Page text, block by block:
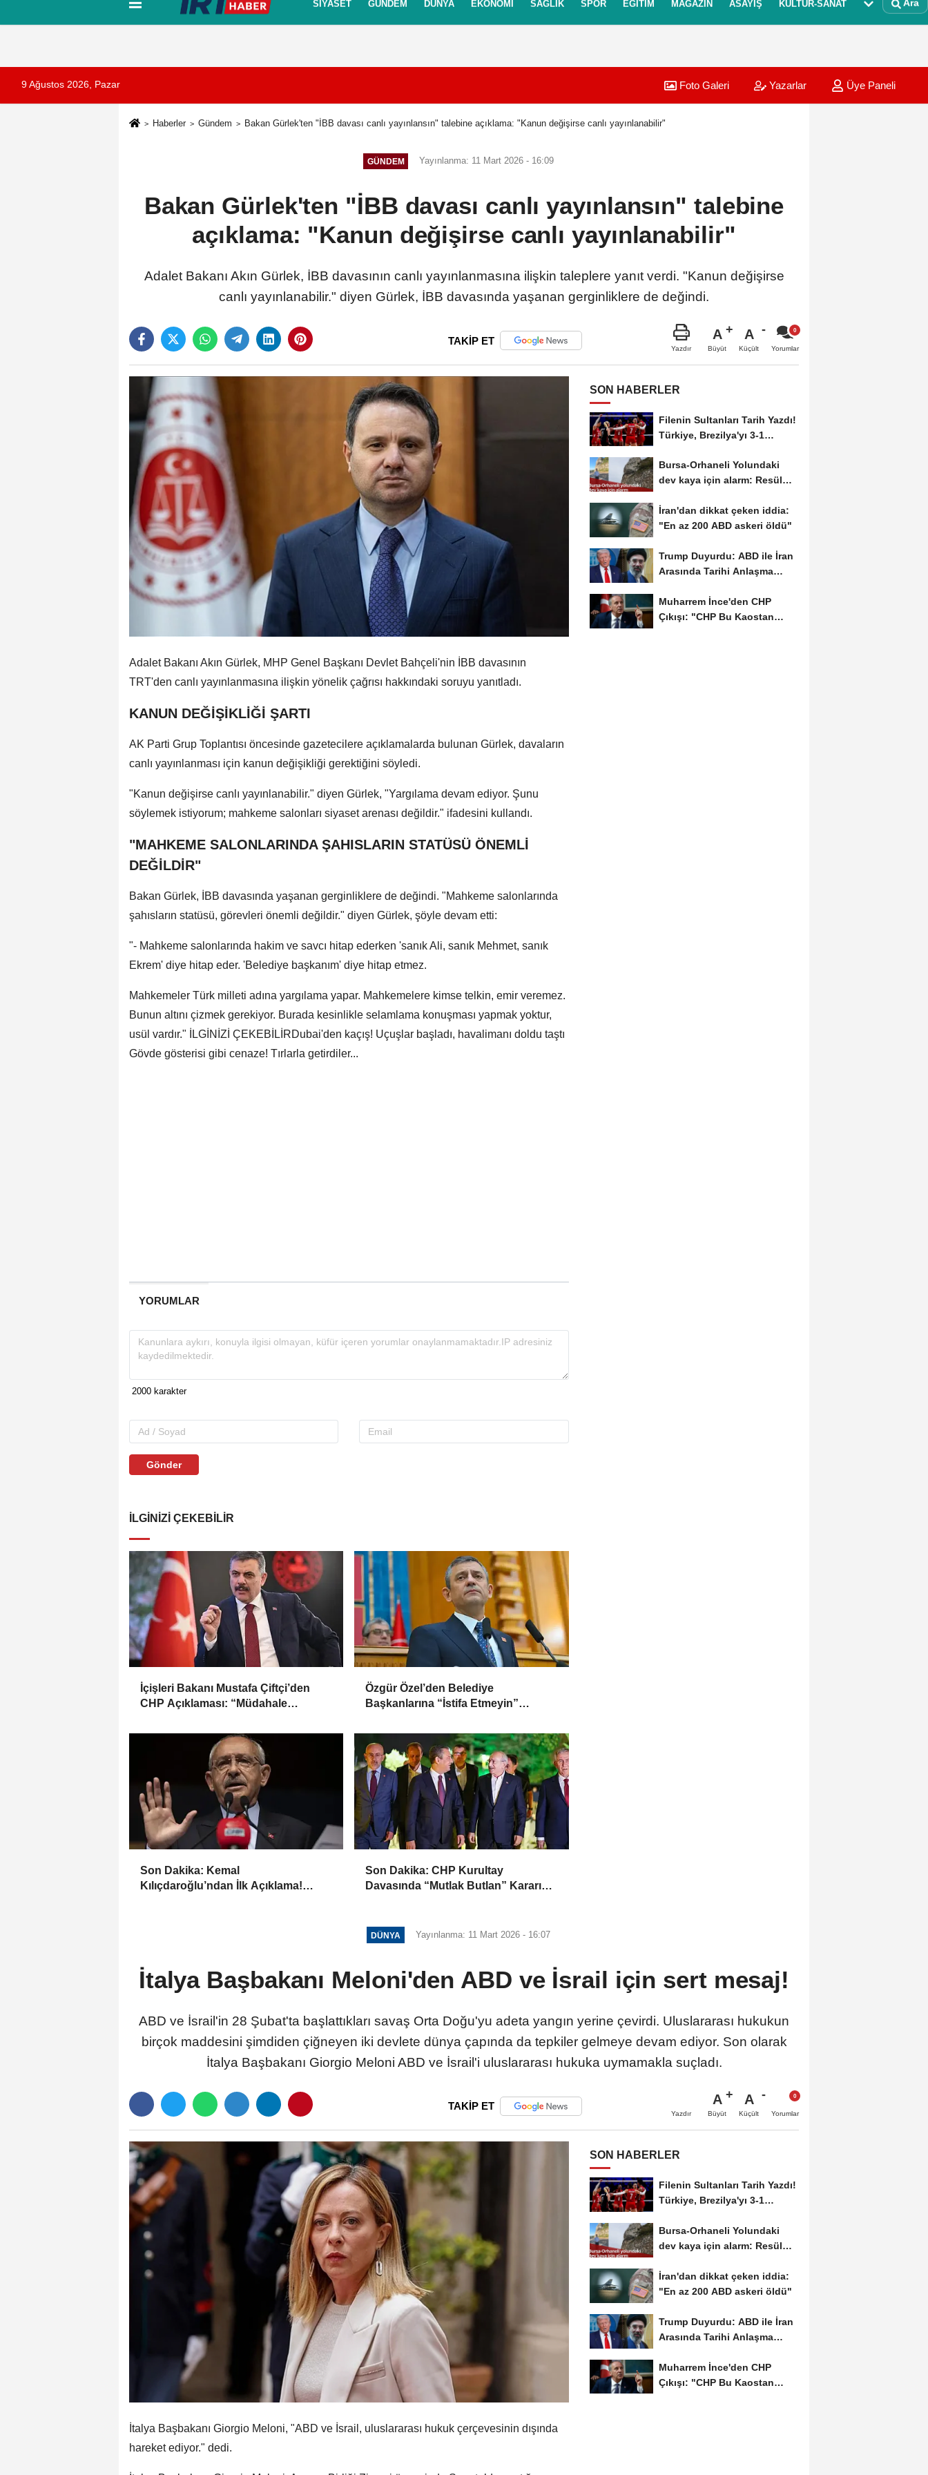
Künye İletişim
SIYASET GÜNDEM DÜNYA EKONOMI SAĞLIK SPOR EĞITIM MAGAZIN ASAYIŞ KÜLTÜR-SANAT Ara
9 Ağustos 2026, Pazar Foto Galeri Yazarlar Üye Paneli
Haberler Gündem Bakan Gürlek'ten "İBB davası canlı yayınlansın" talebine açıklama: "Kanun değişirse canlı yayınlanabilir"
GÜNDEM Yayınlanma: 11 Mart 2026 - 16:09
Bakan Gürlek'ten "İBB davası canlı yayınlansın" talebine
açıklama: "Kanun değişirse canlı yayınlanabilir"
Adalet Bakanı Akın Gürlek, İBB davasının canlı yayınlanmasına ilişkin taleplere yanıt verdi. "Kanun değişirse
canlı yayınlanabilir." diyen Gürlek, İBB davasında yaşanan gerginliklere de değindi.
TAKİP ET
Yazdır
A
Büyüt
A
Küçült Yorumlar
Adalet Bakanı Akın Gürlek, MHP Genel Başkanı Devlet Bahçeli'nin İBB davasının
TRT'den canlı yayınlanmasına ilişkin yönelik çağrısı hakkındaki soruyu yanıtladı.
KANUN DEĞİŞİKLİĞİ ŞARTI
AK Parti Grup Toplantısı öncesinde gazetecilere açıklamalarda bulunan Gürlek, davaların
canlı yayınlanması için kanun değişikliği gerektiğini söyledi.
"Kanun değişirse canlı yayınlanabilir." diyen Gürlek, "Yargılama devam ediyor. Şunu
söylemek istiyorum; mahkeme salonları siyaset arenası değildir." ifadesini kullandı.
"MAHKEME SALONLARINDA ŞAHISLARIN STATÜSÜ ÖNEMLİ
DEĞİLDİR"
Bakan Gürlek, İBB davasında yaşanan gerginliklere de değindi. "Mahkeme salonlarında
şahısların statüsü, görevleri önemli değildir." diyen Gürlek, şöyle devam etti:
"- Mahkeme salonlarında hakim ve savcı hitap ederken 'sanık Ali, sanık Mehmet, sanık
Ekrem' diye hitap eder. 'Belediye başkanım' diye hitap etmez.
Mahkemeler Türk milleti adına yargılama yapar. Mahkemelere kimse telkin, emir veremez.
Bunun altını çizmek gerekiyor. Burada kesinlikle selamlama konuşması yapmak yoktur,
usül vardır." İLGİNİZİ ÇEKEBİLİRDubai'den kaçış! Uçuşlar başladı, havalimanı doldu taştı
Gövde gösterisi gibi cenaze! Tırlarla getirdiler...
YORUMLAR
Gönder
İLGINIZI ÇEKEBILIR
İçişleri Bakanı Mustafa Çiftçi’den
CHP Açıklaması: “Müdahale
Yapıldı”
Özgür Özel’den Belediye
Başkanlarına “İstifa Etmeyin”
Okuyorum”
Son Dakika: Kemal
Kılıçdaroğlu’ndan İlk Açıklama!
Son Dakika: CHP Kurultay
Davasında “Mutlak Butlan” Kararı
SON HABERLER
Filenin Sultanları Tarih Yazdı!
Türkiye, Brezilya'yı 3-1
Bursa-Orhaneli Yolundaki
dev kaya için alarm: Resül
İran'dan dikkat çeken iddia:
"En az 200 ABD askeri öldü"
Trump Duyurdu: ABD ile İran
Arasında Tarihi Anlaşma
Muharrem İnce'den CHP
Çıkışı: "CHP Bu Kaostan
DÜNYA Yayınlanma: 11 Mart 2026 - 16:07
İtalya Başbakanı Meloni'den ABD ve İsrail için sert mesaj!
ABD ve İsrail'in 28 Şubat'ta başlattıkları savaş Orta Doğu'yu adeta yangın yerine çevirdi. Uluslararası hukukun
birçok maddesini şimdiden çiğneyen iki devlete dünya çapında da tepkiler gelmeye devam ediyor. Son olarak
İtalya Başbakanı Giorgio Meloni ABD ve İsrail'i uluslararası hukuka uymamakla suçladı.
TAKİP ET
Yazdır
A
Büyüt
A
Küçült Yorumlar
İtalya Başbakanı Giorgio Meloni, "ABD ve İsrail, uluslararası hukuk çerçevesinin dışında
hareket ediyor." dedi.
SON HABERLER
Filenin Sultanları Tarih Yazdı!
Türkiye, Brezilya'yı 3-1
Bursa-Orhaneli Yolundaki
dev kaya için alarm: Resül
İran'dan dikkat çeken iddia:
"En az 200 ABD askeri öldü"
Trump Duyurdu: ABD ile İran
Arasında Tarihi Anlaşma
Muharrem İnce'den CHP
Çıkışı: "CHP Bu Kaostan